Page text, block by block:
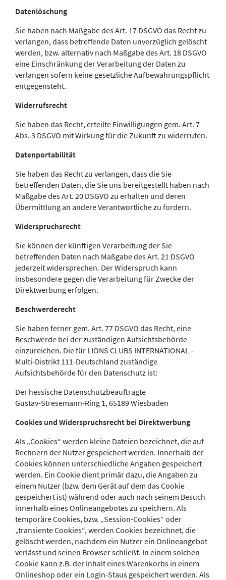
Datenlöschung
Sie haben nach Maßgabe des Art. 17 DSGVO das Recht zu
verlangen, dass betreffende Daten unverzüglich gelöscht
werden, bzw. alternativ nach Maßgabe des Art. 18 DSGVO
eine Einschränkung der Verarbeitung der Daten zu
verlangen sofern keine gesetzliche Aufbewahrungspflicht
entgegensteht.
Widerrufsrecht
Sie haben das Recht, erteilte Einwilligungen gem. Art. 7
Abs. 3 DSGVO mit Wirkung für die Zukunft zu widerrufen.
Datenportabilität
Sie haben das Recht zu verlangen, dass die Sie
betreffenden Daten, die Sie uns bereitgestellt haben nach
Maßgabe des Art. 20 DSGVO zu erhalten und deren
Übermittlung an andere Verantwortliche zu fordern.
Widerspruchsrecht
Sie können der künftigen Verarbeitung der Sie
betreffenden Daten nach Maßgabe des Art. 21 DSGVO
jederzeit widersprechen. Der Widerspruch kann
insbesondere gegen die Verarbeitung für Zwecke der
Direktwerbung erfolgen.
Beschwerderecht
Sie haben ferner gem. Art. 77 DSGVO das Recht, eine
Beschwerde bei der zuständigen Aufsichtsbehörde
einzureichen. Die für LIONS CLUBS INTERNATIONAL –
Multi-Distrikt 111-Deutschland zuständige
Aufsichtsbehörde für den Datenschutz ist:
Der hessische Datenschutzbeauftragte
Gustav-Stresemann-Ring 1, 65189 Wiesbaden
Cookies und Widerspruchsrecht bei Direktwerbung
Als „Cookies“ werden kleine Dateien bezeichnet, die auf
Rechnern der Nutzer gespeichert werden. Innerhalb der
Cookies können unterschiedliche Angaben gespeichert
werden. Ein Cookie dient primär dazu, die Angaben zu
einem Nutzer (bzw. dem Gerät auf dem das Cookie
gespeichert ist) während oder auch nach seinem Besuch
innerhalb eines Onlineangebotes zu speichern. Als
temporäre Cookies, bzw. „Session-Cookies“ oder
„transiente Cookies“, werden Cookies bezeichnet, die
gelöscht werden, nachdem ein Nutzer ein Onlineangebot
verlässt und seinen Browser schließt. In einem solchen
Cookie kann z.B. der Inhalt eines Warenkorbs in einem
Onlineshop oder ein Login-Staus gespeichert werden. Als